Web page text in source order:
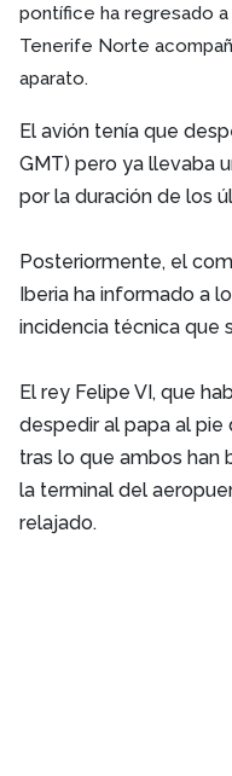
pontífice ha regresado
Tenerife Norte
aparato.
El avión tenía que
GMT) pero ya llevaba
por la duración de los
Posteriormente, el
Iberia ha informado a
incidencia técnica que
El rey Felipe VI, que
despedir al papa al pie
tras lo que ambos han
la terminal del
relajado.